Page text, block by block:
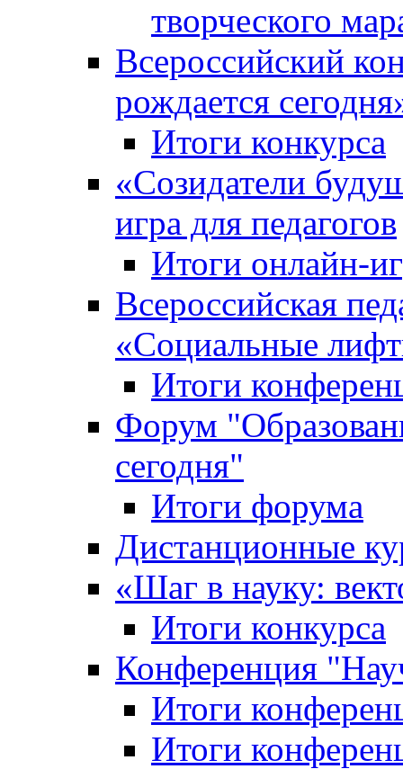
творческого
Всероссийский
рождается
Итоги конкурса
«Cозидатели
игра для педагогов
Итоги онлайн-
Всероссийская
«Cоциальные
Итоги
Форум
сегодня"
Итоги форума
Дистанционные
«Шаг в науку:
Итоги конкурса
Конференция
Итоги
Итоги